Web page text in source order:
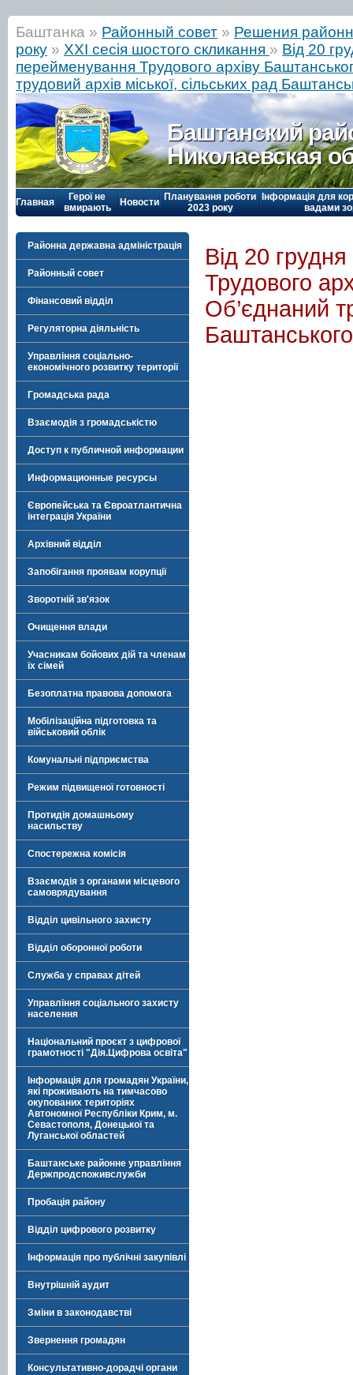
Баштанка » Районный совет » Решения
року » ХХІ сесія шостого скликання » Від 20
перейменування Трудового архіву
трудовий архів міської, сільських рад
Баштанский
Николаевская
Главная
Герої не
вмирають
Новости Планування роботи
2023 року
Інформація для
вадами
Районна державна адміністрація
Районный совет
Фінансовий відділ
Регуляторна діяльність
Управління соціально-
економічного розвитку території
Громадська рада
Взаємодія з громадськістю
Доступ к публичной информации
Информационные ресурсы
Європейська та Євроатлантична
інтеграція України
Архівний відділ
Запобігання проявам корупції
Зворотній зв'язок
Очищення влади
Учасникам бойових дій та членам
їх сімей
Безоплатна правова допомога
Мобілізаційна підготовка та
військовий облік
Комунальні підприємства
Режим підвищеної готовності
Протидія домашньому
насильству
Спостережна комісія
Взаємодія з органами місцевого
самоврядування
Відділ цивільного захисту
Відділ оборонної роботи
Служба у справах дітей
Управління соціального захисту
населення
Національний проєкт з цифрової
грамотності "Дія.Цифрова освіта"
Інформація для громадян України,
які проживають на тимчасово
окупованих територіях
Автономної Республіки Крим, м.
Севастополя, Донецької та
Луганської областей
Баштанське районне управління
Держпродспоживслужби
Пробація району
Відділ цифрового розвитку
Інформація про публічні закупівлі
Внутрішній аудит
Зміни в законодавстві
Звернення громадян
Консультативно-дорадчі органи
Від 20
Трудового
Об’єднаний